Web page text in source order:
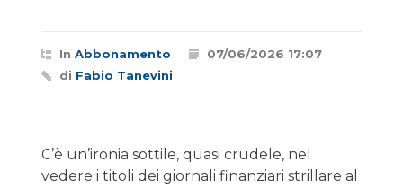
In Abbonamento
07/06/2026 17:07
di Fabio Tanevini
C’è un’ironia sottile, quasi crudele, nel
vedere i titoli dei giornali finanziari strillare al